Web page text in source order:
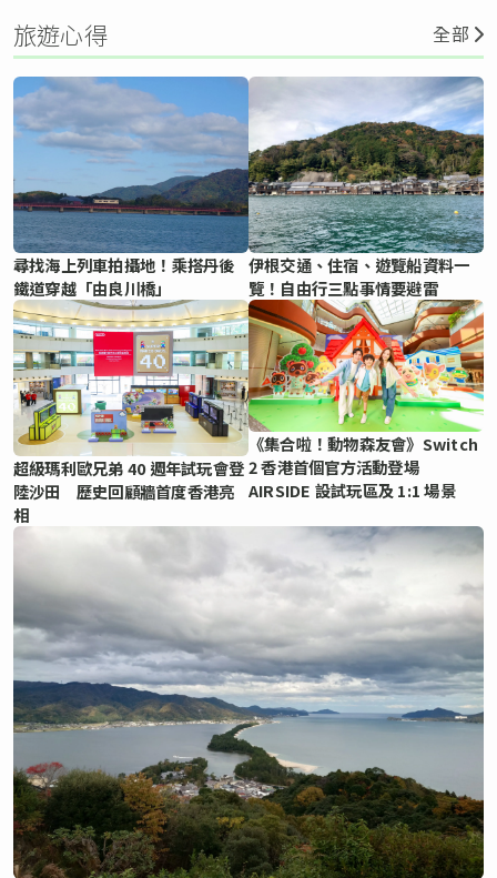
旅遊心得 全部
尋找海上列車拍攝地！乘搭丹後
鐵道穿越「由良川橋」
伊根交通、住宿、遊覽船資料一
覽！自由行三點事情要避雷
超級瑪利歐兄弟 40 週年試玩會登
陸沙田 歷史回顧牆首度香港亮
相
《集合啦！動物森友會》Switch
2 香港首個官方活動登場
AIRSIDE 設試玩區及 1:1 場景